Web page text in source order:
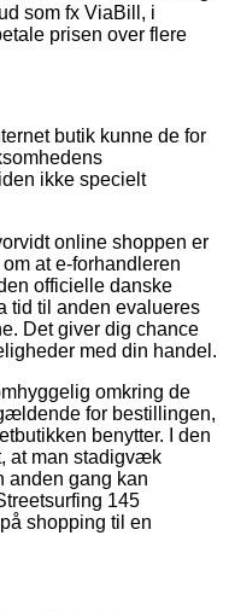
som fx ViaBill, i
prisen over flere
butik kunne de for
ikke specielt
online shoppen er
at e-forhandleren
officielle danske
tid til anden evalueres
Det giver dig chance
med din handel.
omkring de
for bestillingen,
benytter. I den
at man stadigvæk
anden gang kan
145
shopping til en